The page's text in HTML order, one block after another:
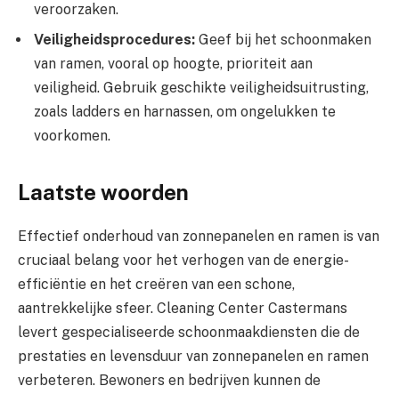
veroorzaken.
Veiligheidsprocedures: Geef bij het schoonmaken
van ramen, vooral op hoogte, prioriteit aan
veiligheid. Gebruik geschikte veiligheidsuitrusting,
zoals ladders en harnassen, om ongelukken te
voorkomen.
Laatste woorden
Effectief onderhoud van zonnepanelen en ramen is van
cruciaal belang voor het verhogen van de energie-
efficiëntie en het creëren van een schone,
aantrekkelijke sfeer. Cleaning Center Castermans
levert gespecialiseerde schoonmaakdiensten die de
prestaties en levensduur van zonnepanelen en ramen
verbeteren. Bewoners en bedrijven kunnen de